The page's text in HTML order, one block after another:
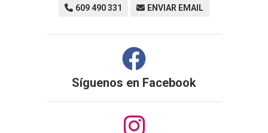
609 490 331 ENVIAR EMAIL
Síguenos en Facebook